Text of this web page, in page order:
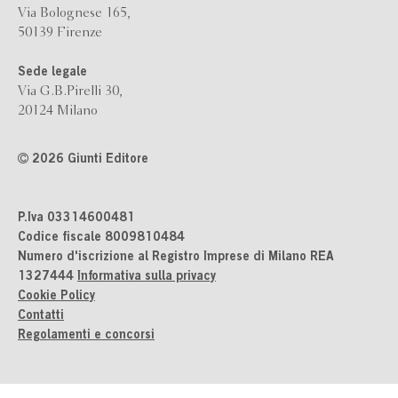
Via Bolognese 165,
50139 Firenze
Sede legale
Via G.B.Pirelli 30,
20124 Milano
2026 Giunti Editore
P.Iva 03314600481
Codice fiscale 8009810484
Numero d'iscrizione al Registro Imprese di Milano REA
1327444 Informativa sulla privacy
Cookie Policy
Contatti
Regolamenti e concorsi